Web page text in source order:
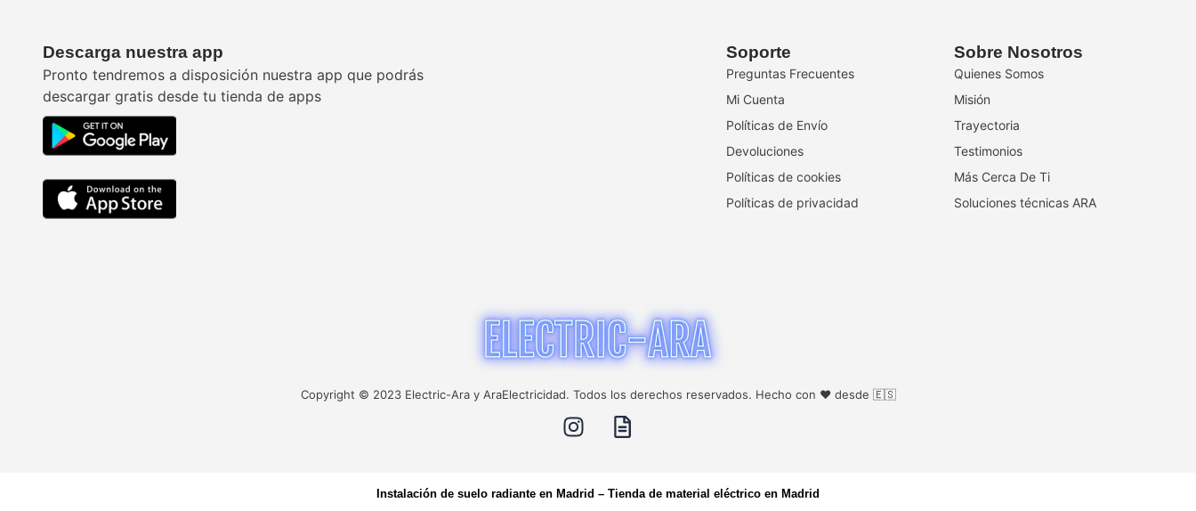
Descarga nuestra app
Pronto tendremos a disposición nuestra app que podrás
descargar gratis desde tu tienda de apps
Soporte
Preguntas Frecuentes
Mi Cuenta
Políticas de Envío
Devoluciones
Políticas de cookies
Políticas de privacidad
Sobre Nosotros
Quienes Somos
Misión
Trayectoria
Testimonios
Más Cerca De Ti
Soluciones técnicas ARA
Copyright © 2023 Electric-Ara y AraElectricidad. Todos los derechos reservados. Hecho con ❤️ desde 🇪🇸
Instalación de suelo radiante en Madrid – Tienda de material eléctrico en Madrid